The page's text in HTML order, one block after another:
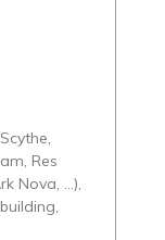
Res
Nova, …),